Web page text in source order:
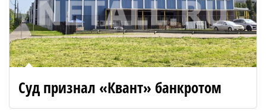
Суд признал «Квант» банкротом